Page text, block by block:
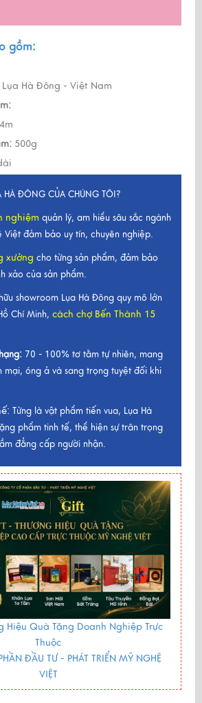
gồm:
Lụa Hà Đông - Việt Nam
500g
HÀ ĐÔNG CỦA CHÚNG TÔI?
nghiệm quản lý, am hiểu sâu sắc ngành
đảm bảo uy tín, chuyên nghiệp.
xưởng cho từng sản phẩm, đảm bảo
xảo của sản phẩm.
showroom Lụa Hà Đông quy mô lớn
Chí Minh, cách chợ Bến Thành 15
70 - 100% tơ tằm tự nhiên, mang
mại, óng ả và sang trọng tuyệt đối khi
Từng là vật phẩm tiến vua, Lụa Hà
phẩm tinh tế, thể hiện sự trân trọng
đẳng cấp người nhận.
Hiệu Quà Tặng Doanh Nghiệp Trực
Thuộc
ĐẦU TƯ - PHÁT TRIỂN MỸ NGHỆ
VIỆT